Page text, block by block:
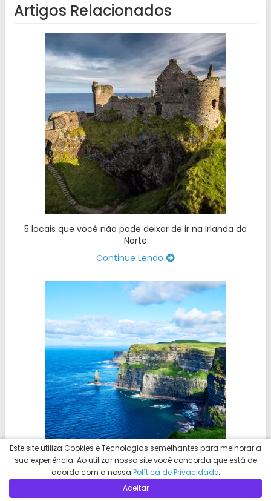
Artigos Relacionados
5 locais que você não pode deixar de ir na Irlanda do
Norte
Continue Lendo
Aumento na comprovação financeira na Irlanda: O que
você precisa saber
Este site utiliza Cookies e Tecnologias semelhantes para melhorar a
sua experiência. Ao utilizar nosso site você concorda que está de
acordo com a nossa Política de Privacidade.
Aceitar